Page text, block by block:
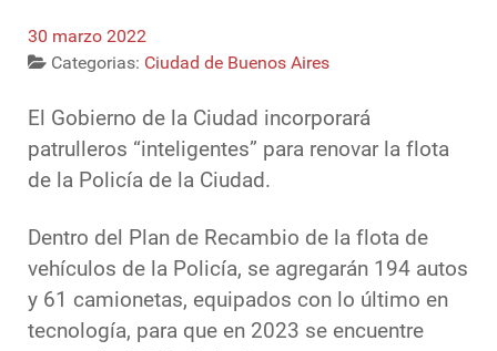
30 marzo 2022
Categorias: Ciudad de Buenos Aires
El Gobierno de la Ciudad incorporará
patrulleros “inteligentes” para renovar la flota
de la Policía de la Ciudad.
Dentro del Plan de Recambio de la flota de
vehículos de la Policía, se agregarán 194 autos
y 61 camionetas, equipados con lo último en
tecnología, para que en 2023 se encuentre